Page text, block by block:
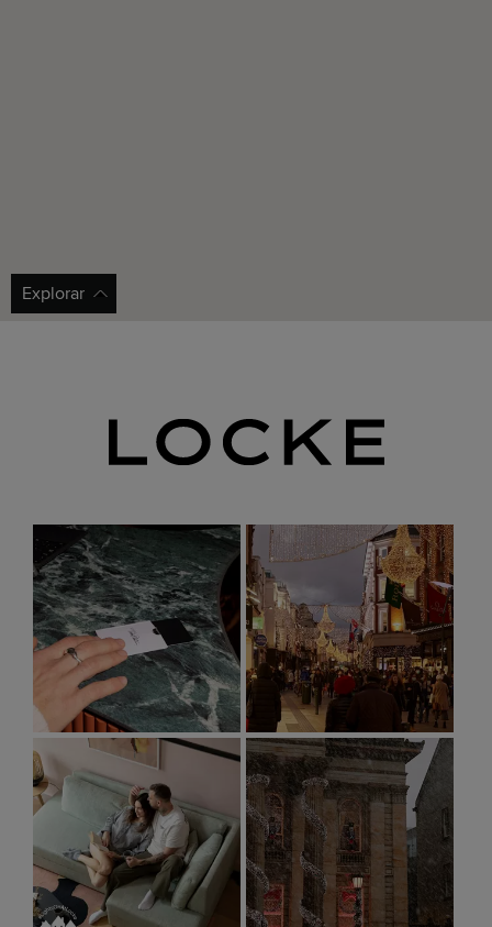
Explorar
NCP Manchester Palace
1 minuto a pie |Cómo llegar